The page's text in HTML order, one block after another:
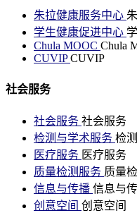
朱拉健康服务中心
学生健康促进中心
Chula MOOC Chula
CUVIPCUVIP
社会服务
社会服务 社会服务
检测与学术服务 检
医疗服务 医疗服务
质量检测服务 质量
信息与传播 信息与
创意空间 创意空间